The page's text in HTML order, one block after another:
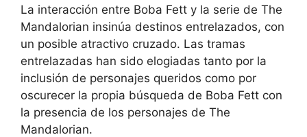
La interacción entre Boba Fett y la serie de The
Mandalorian insinúa destinos entrelazados, con
un posible atractivo cruzado. Las tramas
entrelazadas han sido elogiadas tanto por la
inclusión de personajes queridos como por
oscurecer la propia búsqueda de Boba Fett con
la presencia de los personajes de The
Mandalorian.